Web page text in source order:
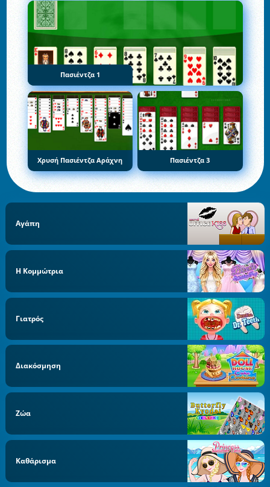
Πασιέντζα 1
Χρυσή Πασιέντζα Αράχνη Πασιέντζα 3
Αγάπη
Η Κομμώτρια
Γιατρός
Διακόσμηση
Ζώα
Καθάρισμα